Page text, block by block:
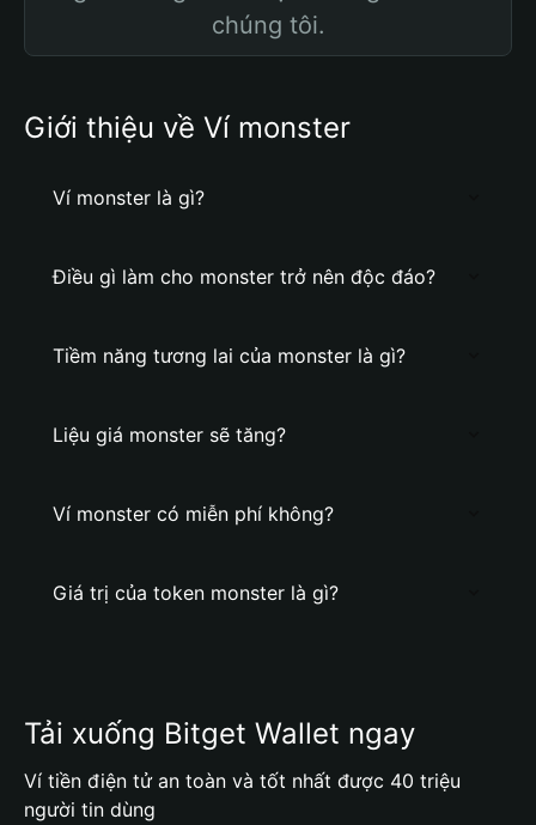
chúng tôi.
Giới thiệu về Ví monster
Ví monster là gì?
Điều gì làm cho monster trở nên độc đáo?
Tiềm năng tương lai của monster là gì?
Liệu giá monster sẽ tăng?
Ví monster có miễn phí không?
Giá trị của token monster là gì?
Tải xuống Bitget Wallet ngay
Ví tiền điện tử an toàn và tốt nhất được 40 triệu
người tin dùng